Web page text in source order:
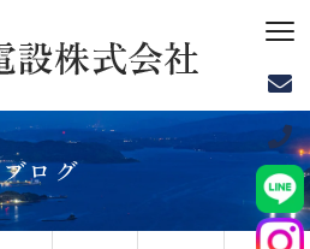
ブログ